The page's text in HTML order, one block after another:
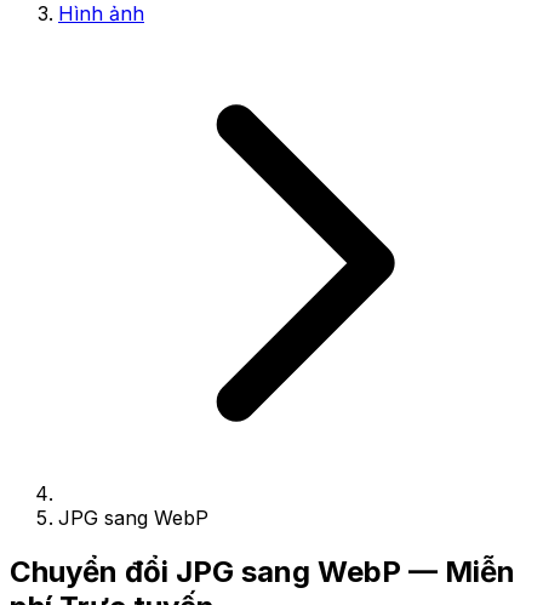
Hình ảnh
JPG sang WebP
Chuyển đổi JPG sang WebP — Miễn